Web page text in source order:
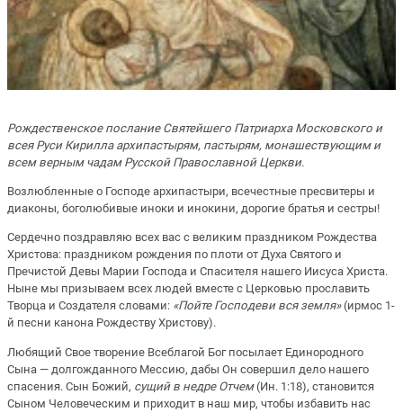
Рождественское послание Святейшего Патриарха Московского и
всея Руси Кирилла архипастырям, пастырям, монашествующим и
всем верным чадам Русской Православной Церкви.
Возлюбленные о Господе архипастыри, всечестные пресвитеры и
диаконы, боголюбивые иноки и инокини, дорогие братья и сестры!
Сердечно поздравляю всех вас с великим праздником Рождества
Христова: праздником рождения по плоти от Духа Святого и
Пречистой Девы Марии Господа и Спасителя нашего Иисуса Христа.
Ныне мы призываем всех людей вместе с Церковью прославить
Творца и Создателя словами: «Пойте Господеви вся земля»(ирмос 1-
й песни канона Рождеству Христову).
Любящий Свое творение Всеблагой Бог посылает Единородного
Сына — долгожданного Мессию, дабы Он совершил дело нашего
спасения. Сын Божий, сущий в недре Отчем(Ин. 1:18), становится
Сыном Человеческим и приходит в наш мир, чтобы избавить нас